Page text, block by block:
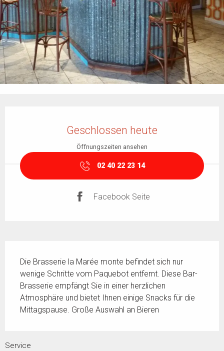
Geschlossen heute
Öffnungszeiten ansehen
02 40 22 23 14
Facebook Seite
Die Brasserie la Marée monte befindet sich nur
wenige Schritte vom Paquebot entfernt. Diese Bar-
Brasserie empfängt Sie in einer herzlichen
Atmosphäre und bietet Ihnen einige Snacks für die
Mittagspause. Große Auswahl an Bieren
Service